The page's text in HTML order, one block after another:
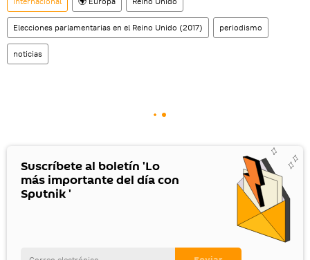
Elecciones parlamentarias en el Reino Unido (2017) periodismo
noticias
Suscríbete al boletín 'Lo
más importante del día con
Sputnik '